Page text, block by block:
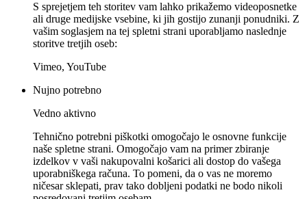
S sprejetjem teh storitev vam lahko prikažemo videoposnetke
ali druge medijske vsebine, ki jih gostijo zunanji ponudniki. Z
vašim soglasjem na tej spletni strani uporabljamo naslednje
storitve tretjih oseb:
Vimeo, YouTube
Nujno potrebno
Vedno aktivno
Tehnično potrebni piškotki omogočajo le osnovne funkcije
naše spletne strani. Omogočajo vam na primer zbiranje
izdelkov v vaši nakupovalni košarici ali dostop do vašega
uporabniškega računa. To pomeni, da o vas ne moremo
ničesar sklepati, prav tako dobljeni podatki ne bodo nikoli